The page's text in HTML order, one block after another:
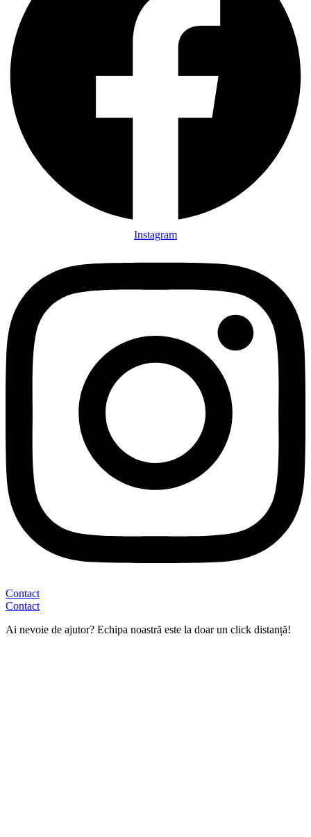
Instagram
Contact
Contact
Ai nevoie de ajutor? Echipa noastră este la doar un click distanță!